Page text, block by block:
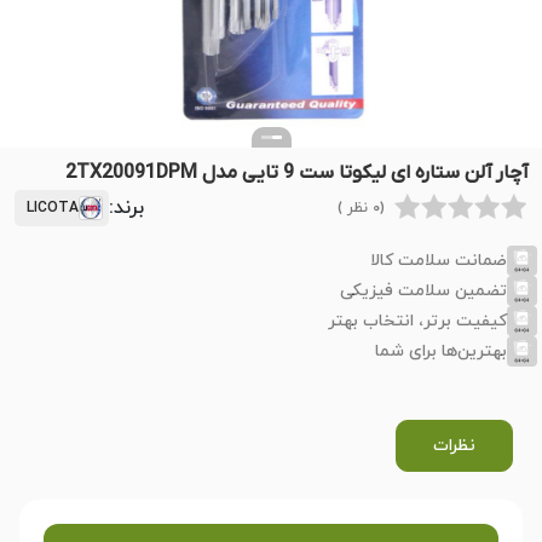
آچار آلن ستاره ای لیکوتا ست 9 تایی مدل 2TX20091DPM
(0 نظر ) برند: LICOTA
ضمانت سلامت کالا
تضمین سلامت فیزیکی
کیفیت برتر، انتخاب بهتر
بهترین‌ها برای شما
نظرات